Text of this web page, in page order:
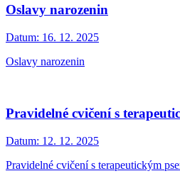
Oslavy narozenin
Datum: 16. 12. 2025
Oslavy narozenin
Pravidelné cvičení s
Datum: 12. 12. 2025
Pravidelné cvičení s terapeutickým